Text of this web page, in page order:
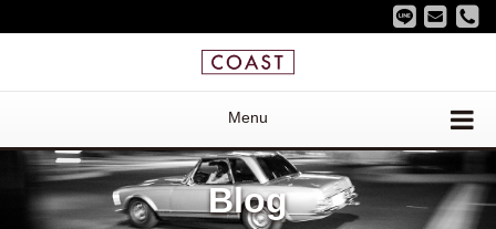
Menu
Blog